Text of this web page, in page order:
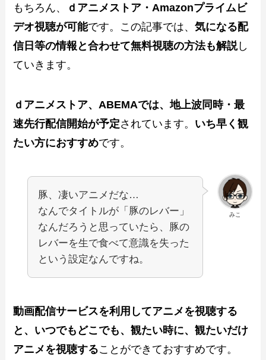
もちろん、
ｄアニメストア・Amazonプライムビ
デオ視聴が可能です。この記事では、気になる配
信日等の情報と合わせて無料視聴の方法も解説し
ていきます。
ｄアニメストア、ABEMAでは、地上波同時・最
速先行配信開始が予定されています。 いち早く観
たい方におすすめです。
みこ
豚、凄いアニメだな…
なんでタイトルが「豚のレバー」
なんだろうと思っていたら、豚の
レバーを生で食べて意識を失った
という設定なんですね。
動画配信サービスを利用してアニメを視聴する
と、いつでもどこでも、観たい時に、観たいだけ
アニメを視聴することができておすすめです。